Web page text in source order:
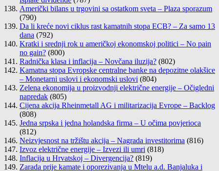
Američki bilans u trgovini sa ostatkom sveta – Plaza sporazum
(790)
Da li kreće novi ciklus rast kamatnih stopa ECB? – Za samo 13
dana (792)
Kratki i srednji rok u američkoj ekonomskoj politici – No pain
no gain? (800)
Radnička klasa i inflacija – Novčana iluzija? (802)
Kamatna stopa Evropske centralne banke na depozitne olakšice
– Monetarni uslovi i ekonomski uslovi (804)
Zelena ekonomija u proizvodnji električne energije – Očigledni
napredak (805)
Cijena akcija Rheinmetall AG i militarizacija Evrope – Backlog
(808)
Jedna srpska i jedna holandska firma – U očima povjerioca
(812)
Neizvjesnost na tržištu akcija – Nagrada investitorima (816)
Izvoz električne energije – Izvezi ili umri (818)
Inflacija u Hrvatskoj – Divergencija? (819)
Zarada prije kamate i oporezivanja u Mtelu a.d. Banjaluka i